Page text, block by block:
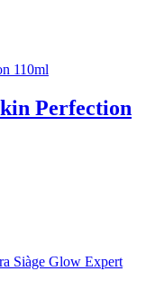
Perfection